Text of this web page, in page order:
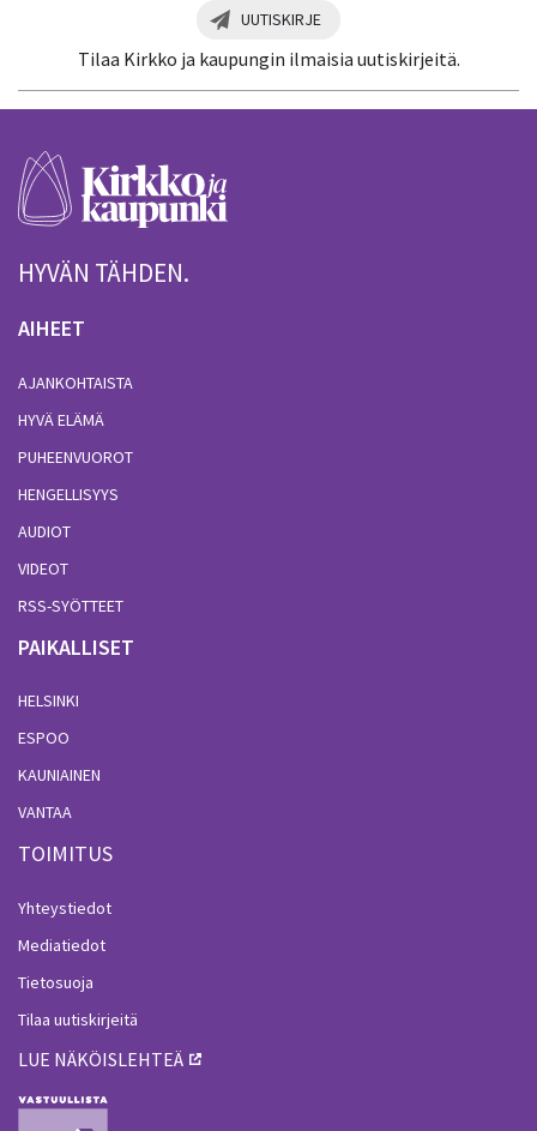
UUTISKIRJE
Tilaa Kirkko ja kaupungin ilmaisia uutiskirjeitä.
HYVÄN TÄHDEN.
AIHEET
AJANKOHTAISTA
HYVÄ ELÄMÄ
PUHEENVUOROT
HENGELLISYYS
AUDIOT
VIDEOT
RSS-SYÖTTEET
PAIKALLISET
HELSINKI
ESPOO
KAUNIAINEN
VANTAA
TOIMITUS
Yhteystiedot
Mediatiedot
Tietosuoja
Tilaa uutiskirjeitä
LUE NÄKÖISLEHTEÄ